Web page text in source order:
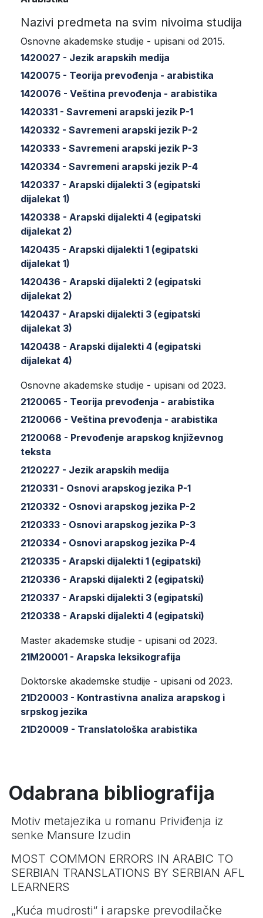
Nazivi predmeta na svim nivoima studija
Osnovne akademske studije - upisani od 2015.
1420027 - Jezik arapskih medija
1420075 - Teorija prevođenja - arabistika
1420076 - Veština prevođenja - arabistika
1420331 - Savremeni arapski jezik P-1
1420332 - Savremeni arapski jezik P-2
1420333 - Savremeni arapski jezik P-3
1420334 - Savremeni arapski jezik P-4
1420337 - Arapski dijalekti 3 (egipatski
dijalekat 1)
1420338 - Arapski dijalekti 4 (egipatski
dijalekat 2)
1420435 - Arapski dijalekti 1 (egipatski
dijalekat 1)
1420436 - Arapski dijalekti 2 (egipatski
dijalekat 2)
1420437 - Arapski dijalekti 3 (egipatski
dijalekat 3)
1420438 - Arapski dijalekti 4 (egipatski
dijalekat 4)
Osnovne akademske studije - upisani od 2023.
2120065 - Teorija prevođenja - arabistika
2120066 - Veština prevođenja - arabistika
2120068 - Prevođenje arapskog književnog
teksta
2120227 - Jezik arapskih medija
2120331 - Osnovi arapskog jezika P-1
2120332 - Osnovi arapskog jezika P-2
2120333 - Osnovi arapskog jezika P-3
2120334 - Osnovi arapskog jezika P-4
2120335 - Arapski dijalekti 1 (egipatski)
2120336 - Arapski dijalekti 2 (egipatski)
2120337 - Arapski dijalekti 3 (egipatski)
2120338 - Arapski dijalekti 4 (egipatski)
Master akademske studije - upisani od 2023.
21M20001 - Arapska leksikografija
Doktorske akademske studije - upisani od 2023.
21D20003 - Kontrastivna analiza arapskog i
srpskog jezika
21D20009 - Translatološka arabistika
Odabrana bibliografija
Motiv metajezika u romanu Priviđenja iz
senke Mansure Izudin
MOST COMMON ERRORS IN ARABIC TO
SERBIAN TRANSLATIONS BY SERBIAN AFL
LEARNERS
„Kuća mudrosti“ i arapske prevodilačke